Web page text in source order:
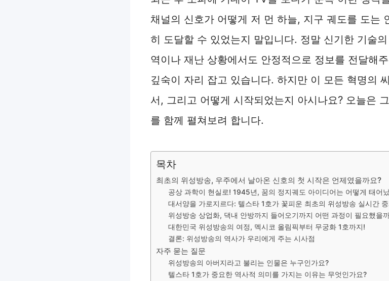
채널의 신호가 어떻게 저 먼 하늘, 지구 궤도를 도는
히 도달할 수 있었는지 말입니다. 정말 신기한 기술
역이나 재난 상황에서도 안정적으로 정보를 전달해
깊숙이 자리 잡고 있습니다. 하지만 이 모든 혁명의
서, 그리고 어떻게 시작되었는지 아시나요? 오늘은
를 함께 펼쳐보려 합니다.
목차
최초의 위성방송, 우주에서 날아온 신호의 첫 시작은 언제였을까요?
공상 과학이 현실로! 1945년, 꿈의 정지궤도 아이디어는 어떻게 태어
대서양을 가로지르다: 텔스타 1호가 꽃피운 최초의 위성방송 실시간
위성방송 상업화, 댁내 안방까지 들어오기까지 어떤 과정이 필요했을
대한민국 위성방송의 여정, 멕시코 올림픽부터 무궁화 1호까지!
결론: 위성방송의 역사가 우리에게 주는 시사점
자주 묻는 질문
위성방송의 아버지라고 불리는 인물은 누구인가요?
텔스타 1호가 중요한 역사적 의미를 가지는 이유는 무엇인가요?